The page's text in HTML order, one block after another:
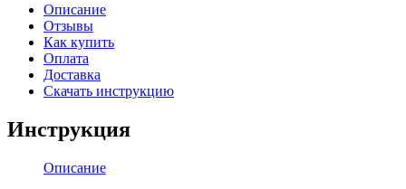
Описание
Отзывы
Как купить
Оплата
Доставка
Скачать инструкцию
Инструкция
Описание